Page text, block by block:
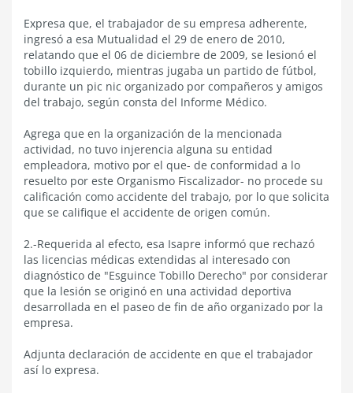
Expresa que, el trabajador de su empresa adherente,
ingresó a esa Mutualidad el 29 de enero de 2010,
relatando que el 06 de diciembre de 2009, se lesionó el
tobillo izquierdo, mientras jugaba un partido de fútbol,
durante un pic nic organizado por compañeros y amigos
del trabajo, según consta del Informe Médico.
Agrega que en la organización de la mencionada
actividad, no tuvo injerencia alguna su entidad
empleadora, motivo por el que- de conformidad a lo
resuelto por este Organismo Fiscalizador- no procede su
calificación como accidente del trabajo, por lo que solicita
que se califique el accidente de origen común.
2.-Requerida al efecto, esa Isapre informó que rechazó
las licencias médicas extendidas al interesado con
diagnóstico de "Esguince Tobillo Derecho" por considerar
que la lesión se originó en una actividad deportiva
desarrollada en el paseo de fin de año organizado por la
empresa.
Adjunta declaración de accidente en que el trabajador
así lo expresa.